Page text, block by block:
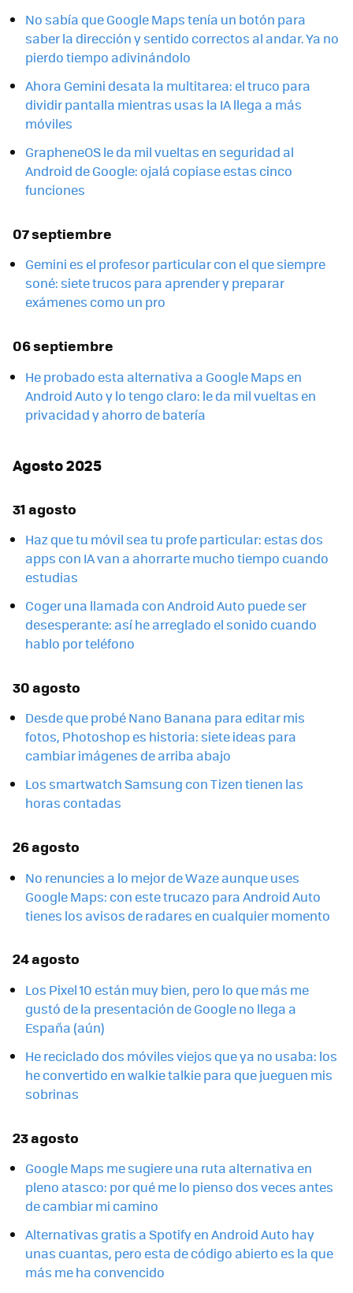
No sabía que Google Maps tenía un botón para
saber la dirección y sentido correctos al andar. Ya no
pierdo tiempo adivinándolo
Ahora Gemini desata la multitarea: el truco para
dividir pantalla mientras usas la IA llega a más
móviles
GrapheneOS le da mil vueltas en seguridad al
Android de Google: ojalá copiase estas cinco
funciones
07 septiembre
Gemini es el profesor particular con el que siempre
soné: siete trucos para aprender y preparar
exámenes como un pro
06 septiembre
He probado esta alternativa a Google Maps en
Android Auto y lo tengo claro: le da mil vueltas en
privacidad y ahorro de batería
Agosto 2025
31 agosto
Haz que tu móvil sea tu profe particular: estas dos
apps con IA van a ahorrarte mucho tiempo cuando
estudias
Coger una llamada con Android Auto puede ser
desesperante: así he arreglado el sonido cuando
hablo por teléfono
30 agosto
Desde que probé Nano Banana para editar mis
fotos, Photoshop es historia: siete ideas para
cambiar imágenes de arriba abajo
Los smartwatch Samsung con Tizen tienen las
horas contadas
26 agosto
No renuncies a lo mejor de Waze aunque uses
Google Maps: con este trucazo para Android Auto
tienes los avisos de radares en cualquier momento
24 agosto
Los Pixel 10 están muy bien, pero lo que más me
gustó de la presentación de Google no llega a
España (aún)
He reciclado dos móviles viejos que ya no usaba: los
he convertido en walkie talkie para que jueguen mis
sobrinas
23 agosto
Google Maps me sugiere una ruta alternativa en
pleno atasco: por qué me lo pienso dos veces antes
de cambiar mi camino
Alternativas gratis a Spotify en Android Auto hay
unas cuantas, pero esta de código abierto es la que
más me ha convencido